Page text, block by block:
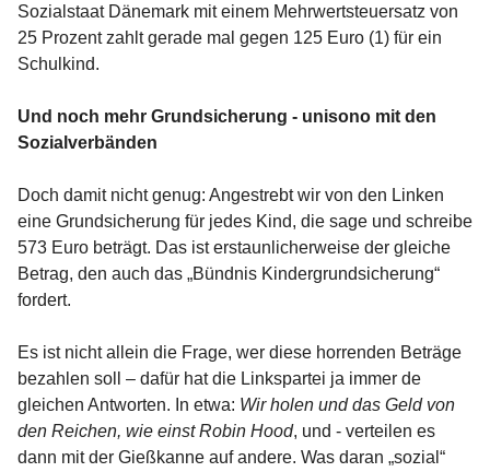
Sozialstaat Dänemark mit einem Mehrwertsteuersatz von
25 Prozent zahlt gerade mal gegen 125 Euro (1) für ein
Schulkind.
Und noch mehr Grundsicherung - unisono mit den
Sozialverbänden
Doch damit nicht genug: Angestrebt wir von den Linken
eine Grundsicherung für jedes Kind, die sage und schreibe
573 Euro beträgt. Das ist erstaunlicherweise der gleiche
Betrag, den auch das „Bündnis Kindergrundsicherung“
fordert.
Es ist nicht allein die Frage, wer diese horrenden Beträge
bezahlen soll – dafür hat die Linkspartei ja immer de
gleichen Antworten. In etwa: Wir holen und das Geld von
den Reichen, wie einst Robin Hood, und - verteilen es
dann mit der Gießkanne auf andere. Was daran „sozial“